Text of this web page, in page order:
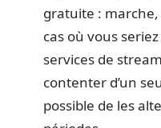
gratuite :
cas où vous
services de
contenter d’un
possible de les